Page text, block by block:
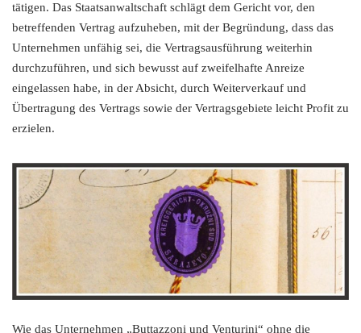
tätigen. Das Staatsanwaltschaft schlägt dem Gericht vor, den
betreffenden Vertrag aufzuheben, mit der Begründung, dass das
Unternehmen unfähig sei, die Vertragsausführung weiterhin
durchzuführen, und sich bewusst auf zweifelhafte Anreize
eingelassen habe, in der Absicht, durch Weiterverkauf und
Übertragung des Vertrags sowie der Vertragsgebiete leicht Profit zu
erzielen.
Wie das Unternehmen „Buttazzoni und Venturini“ ohne die